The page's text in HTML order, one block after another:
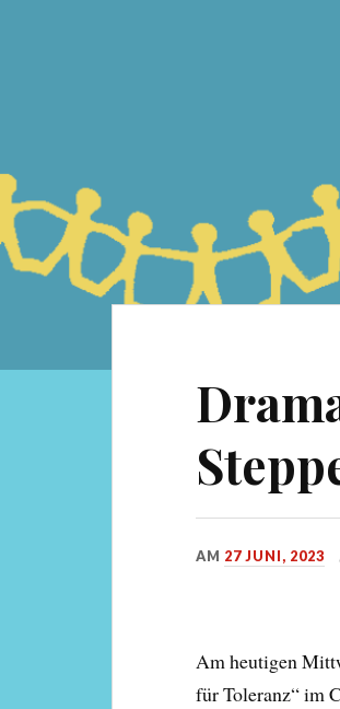
AM 27 JUNI, 2023
Am heutigen
für Toleranz“ im